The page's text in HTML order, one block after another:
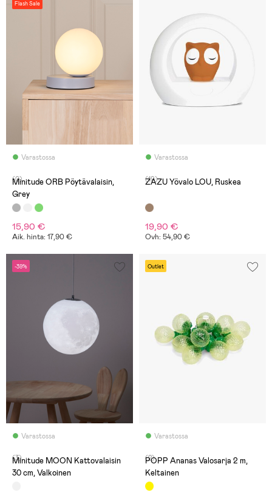
Flash Sale
Varastossa
(0)
Minitude ORB Pöytävalaisin,
Grey
15,90 €
Aik. hinta: 17,90 €
Varastossa
(19)
ZAZU Yövalo LOU, Ruskea
19,90 €
Ovh: 54,90 €
-39%
Varastossa
(3)
Minitude MOON Kattovalaisin
30 cm, Valkoinen
Outlet
Varastossa
(2)
POPP Ananas Valosarja 2 m,
Keltainen